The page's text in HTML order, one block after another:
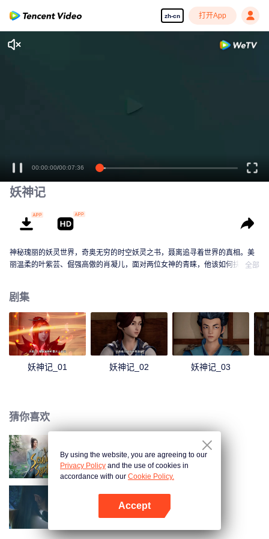
zh-cn 打开App
00:00:00/00:07:36
妖神记
神秘瑰丽的妖灵世界，奇奥无穷的时空妖灵之书，聂离追寻着世界的真相。美
丽温柔的叶紫芸、倔强高傲的肖凝儿，面对两位女神的青睐，他该如何抉择？
全部
剧集
妖神记_01 妖神记_02 妖神记_03
猜你喜欢
穿书自救指南
斗破苍穹 第三季
By using the website, you are agreeing to our
Privacy Policy and the use of cookies in
accordance with our Cookie Policy.
Accept